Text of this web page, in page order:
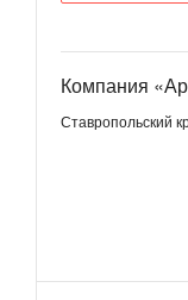
Компания
Ставропольский